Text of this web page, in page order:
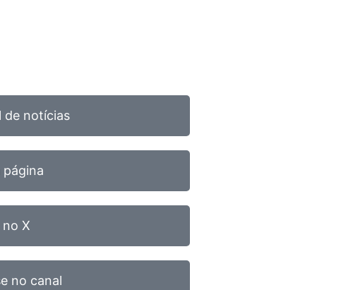
de notícias
página
no X
no canal